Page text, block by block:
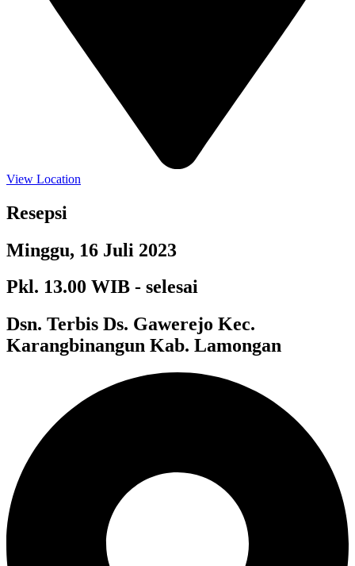
View Location
Resepsi
Minggu, 16 Juli 2023
Pkl. 13.00 WIB - selesai
Dsn. Terbis Ds. Gawerejo Kec.
Karangbinangun Kab. Lamongan